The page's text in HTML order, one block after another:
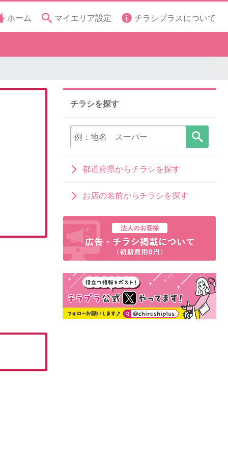
ホーム マイエリア設定 チラシプラスについて
チラシを探す
都道府県からチラシを探す
お店の名前からチラシを探す